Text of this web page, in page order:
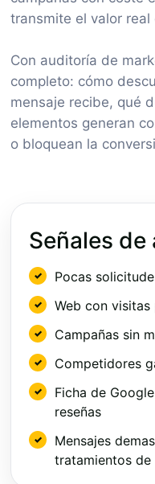
transmite el valor
Con auditoría de
completo: cómo
mensaje recibe, qué
elementos generan
o bloquean la
Señales de
Pocas
Web con
Campañas sin
Competidores
Ficha de
reseñas
Mensajes
tratamientos